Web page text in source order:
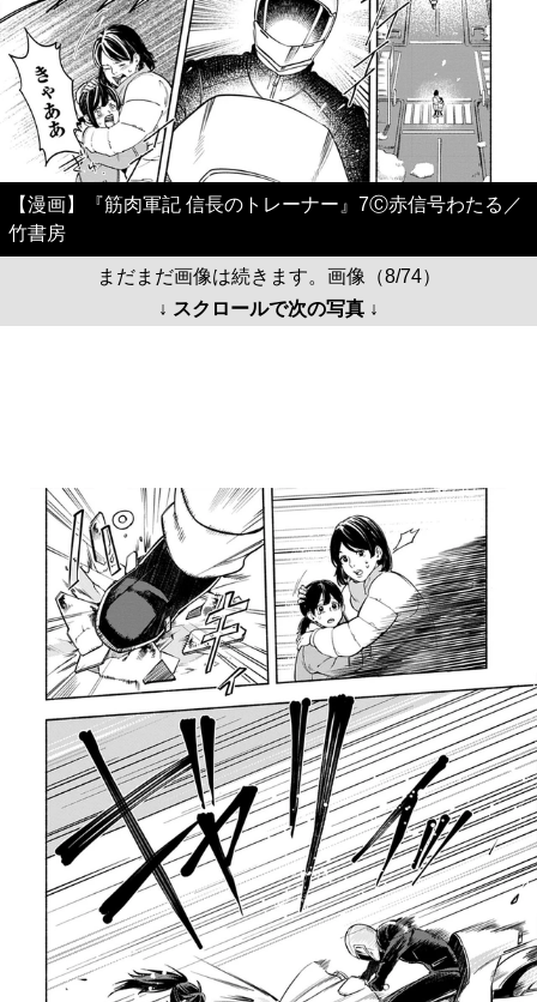
【漫画】『筋肉軍記 信長のトレーナー』7Ⓒ赤信号わたる／
竹書房
まだまだ画像は続きます。画像（8/74）
↓ スクロールで次の写真 ↓